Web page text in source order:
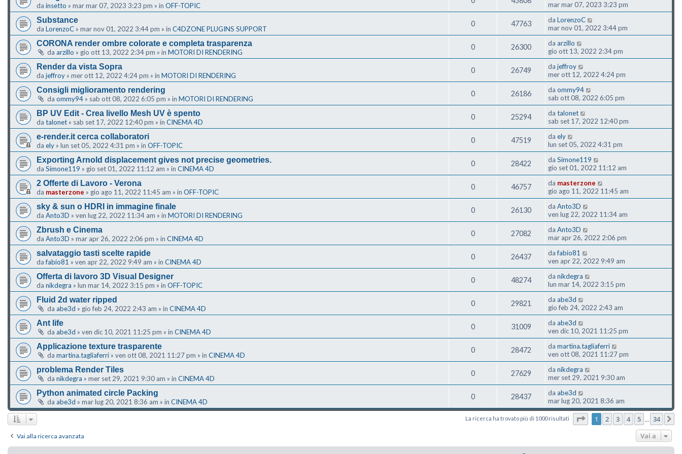
da insetto » mar mar 07, 2023 3:23 pm » in OFF-TOPIC
mar mar 07, 2023 3:23 pm
Substance
da LorenzoC » mar nov 01, 2022 3:44 pm » in C4DZONE PLUGINS SUPPORT
0 47763 da LorenzoC
mar nov 01, 2022 3:44 pm
CORONA render ombre colorate e completa trasparenza
da arzillo » gio ott 13, 2022 2:34 pm » in MOTORI DI RENDERING
0 26300 da arzillo
gio ott 13, 2022 2:34 pm
Render da vista Sopra
da jeffroy » mer ott 12, 2022 4:24 pm » in MOTORI DI RENDERING
0 26749 da jeffroy
mer ott 12, 2022 4:24 pm
Consigli miglioramento rendering
da ommy94 » sab ott 08, 2022 6:05 pm » in MOTORI DI RENDERING
0 26186 da ommy94
sab ott 08, 2022 6:05 pm
BP UV Edit - Crea livello Mesh UV è spento
da talonet » sab set 17, 2022 12:40 pm » in CINEMA 4D
0 25294 da talonet
sab set 17, 2022 12:40 pm
e-render.it cerca collaboratori
da ely » lun set 05, 2022 4:31 pm » in OFF-TOPIC
0 47519 da ely
lun set 05, 2022 4:31 pm
Exporting Arnold displacement gives not precise geometries.
da Simone119 » gio set 01, 2022 11:12 am » in CINEMA 4D
0 28422 da Simone119
gio set 01, 2022 11:12 am
2 Offerte di Lavoro - Verona
da masterzone » gio ago 11, 2022 11:45 am » in OFF-TOPIC
0 46757 da masterzone
gio ago 11, 2022 11:45 am
sky & sun o HDRI in immagine finale
da Anto3D » ven lug 22, 2022 11:34 am » in MOTORI DI RENDERING
0 26130 da Anto3D
ven lug 22, 2022 11:34 am
Zbrush e Cinema
da Anto3D » mar apr 26, 2022 2:06 pm » in CINEMA 4D
0 27082 da Anto3D
mar apr 26, 2022 2:06 pm
salvataggio tasti scelte rapide
dafabio81 » ven apr 22, 2022 9:49 am » in CINEMA 4D
0 26437 dafabio81
ven apr 22, 2022 9:49 am
Offerta di lavoro 3D Visual Designer
da nikdegra » lun mar 14, 2022 3:15 pm » in OFF-TOPIC
0 48274 da nikdegra
lun mar 14, 2022 3:15 pm
Fluid 2d water ripped
da abe3d » gio feb 24, 2022 2:43 am » in CINEMA 4D
0 29821 da abe3d
gio feb 24, 2022 2:43 am
Ant life
da abe3d » ven dic 10, 2021 11:25 pm » in CINEMA 4D
0 31009 da abe3d
ven dic 10, 2021 11:25 pm
Applicazione texture trasparente
da martina.tagliaferri » ven ott 08, 2021 11:27 pm » in CINEMA 4D
0 28472 da martina.tagliaferri
ven ott 08, 2021 11:27 pm
problema Render Tiles
da nikdegra » mer set 29, 2021 9:30 am » in CINEMA 4D
0 27629 da nikdegra
mer set 29, 2021 9:30 am
Python animated circle Packing
da abe3d » mar lug 20, 2021 8:36 am » in CINEMA 4D
0 28437 da abe3d
mar lug 20, 2021 8:36 am
La ricerca ha trovato più di 1000 risultati Pagina di 34
1 2 3 4 5 34
Vai alla ricerca avanzata Vai a